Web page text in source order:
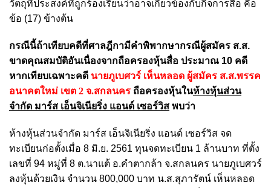
วัตถุที่ประสงค์ที่ถูกร้องเรียนว่าอาจเกี่ยวข้องกับกิจการสื่อ คือ
ข้อ (17) ข้างต้น
กรณีนี้ถ้าเทียบคดีที่ศาลฎีกามีคำพิพากษากรณีผู้สมัคร ส.ส.
ขาดคุณสมบัติอันเนื่องจากถือครองหุ้นสื่อ ประมาณ 10 คดี
หากเทียบเฉพาะคดี นายภูเบศวร์ เห็นหลอด ผู้สมัคร ส.ส.พรรค
อนาคตใหม่ เขต 2 จ.สกลนคร ถือครองหุ้นในห้างหุ้นส่วน
จำกัด มาร์ส เอ็นจิเนียริ่ง แอนด์ เซอร์วิส พบว่า
ห้างหุ้นส่วนจำกัด มาร์ส เอ็นจิเนียริ่ง แอนด์ เซอร์วิส จด
ทะเบียนก่อตั้งเมื่อ 8 มิ.ย. 2561 ทุนจดทะเบียน 1 ล้านบาท ที่ตั้ง
เลขที่ 94 หมู่ที่ 8 ต.นาแต้ อ.คำตากล้า จ.สกลนคร นายภูเบศวร์
ลงหุ้นด้วยเงิน จำนวน 800,000 บาท น.ส.สุภารัตน์ เห็นหลอด